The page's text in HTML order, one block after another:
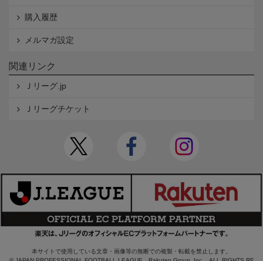
購入履歴
メルマガ設定
関連リンク
Ｊリーグ.jp
Ｊリーグチケット
本サイトで使用している文章・画像等の無断での複製・転載を禁止します。